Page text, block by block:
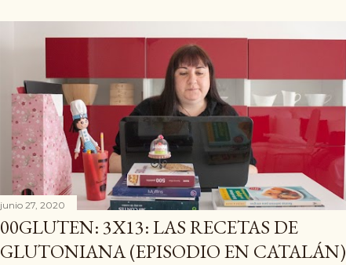
junio 27, 2020
00GLUTEN: 3X13: LAS RECETAS DE
GLUTONIANA (EPISODIO EN CATALÁN)